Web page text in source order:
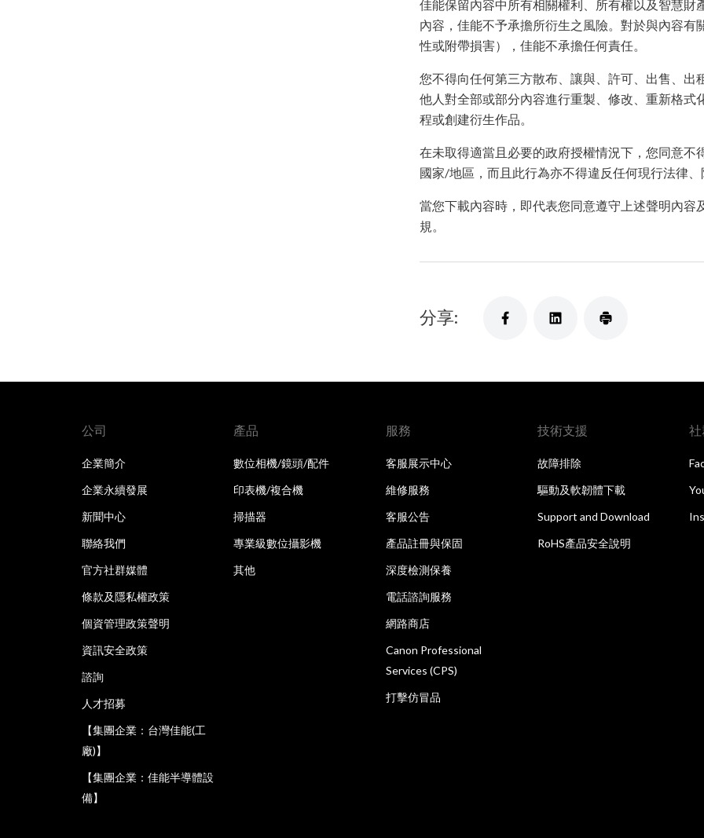
佳能保留內容中所有相關權利、所有權以及智慧
內容，佳能不予承擔所衍生之風險。對於與內容
性或附帶損害），佳能不承擔任何責任。
您不得向任何第三方散布、讓與、許可、出售、
他人對全部或部分內容進行重製、修改、重新格
程或創建衍生作品。
在未取得適當且必要的政府授權情況下，您同意
國家/地區，而且此行為亦不得違反任何現行法律、
當您下載內容時，即代表您同意遵守上述聲明內
規。
分享:
公司
企業簡介
企業永續發展
新聞中心
聯絡我們
官方社群媒體
條款及隱私權政策
個資管理政策聲明
資訊安全政策
諮詢
人才招募
【集團企業：台灣佳能(工
廠)】
【集團企業：佳能半導體設
備】
產品
數位相機/鏡頭/配件
印表機/複合機
掃描器
專業級數位攝影機
其他
服務
客服展示中心
維修服務
客服公告
產品註冊與保固
深度檢測保養
電話諮詢服務
網路商店
Canon Professional
Services (CPS)
打擊仿冒品
技術支援
故障排除
驅動及軟韌體下載
Support and Download
RoHS產品安全說明